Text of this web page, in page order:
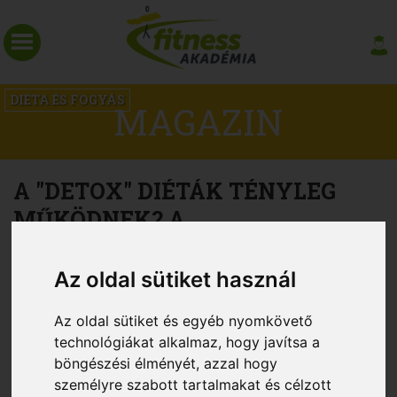
Az oldal sütiket használ
Az oldal sütiket és egyéb nyomkövető
technológiákat alkalmaz, hogy javítsa a
böngészési élményét, azzal hogy
személyre szabott tartalmakat és célzott
DIÉTA ÉS FOGYÁSMAGAZIN
A "DETOX" DIÉTÁK TÉNYLEG
MŰKÖDNEK? A